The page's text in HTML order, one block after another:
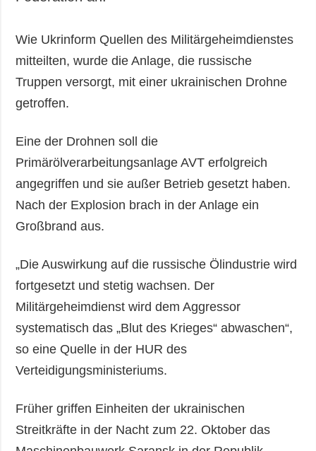
Wie Ukrinform Quellen des Militärgeheimdienstes
mitteilten, wurde die Anlage, die russische
Truppen versorgt, mit einer ukrainischen Drohne
getroffen.
Eine der Drohnen soll die
Primärölverarbeitungsanlage AVT erfolgreich
angegriffen und sie außer Betrieb gesetzt haben.
Nach der Explosion brach in der Anlage ein
Großbrand aus.
„Die Auswirkung auf die russische Ölindustrie wird
fortgesetzt und stetig wachsen. Der
Militärgeheimdienst wird dem Aggressor
systematisch das „Blut des Krieges“ abwaschen“,
so eine Quelle in der HUR des
Verteidigungsministeriums.
Früher griffen Einheiten der ukrainischen
Streitkräfte in der Nacht zum 22. Oktober das